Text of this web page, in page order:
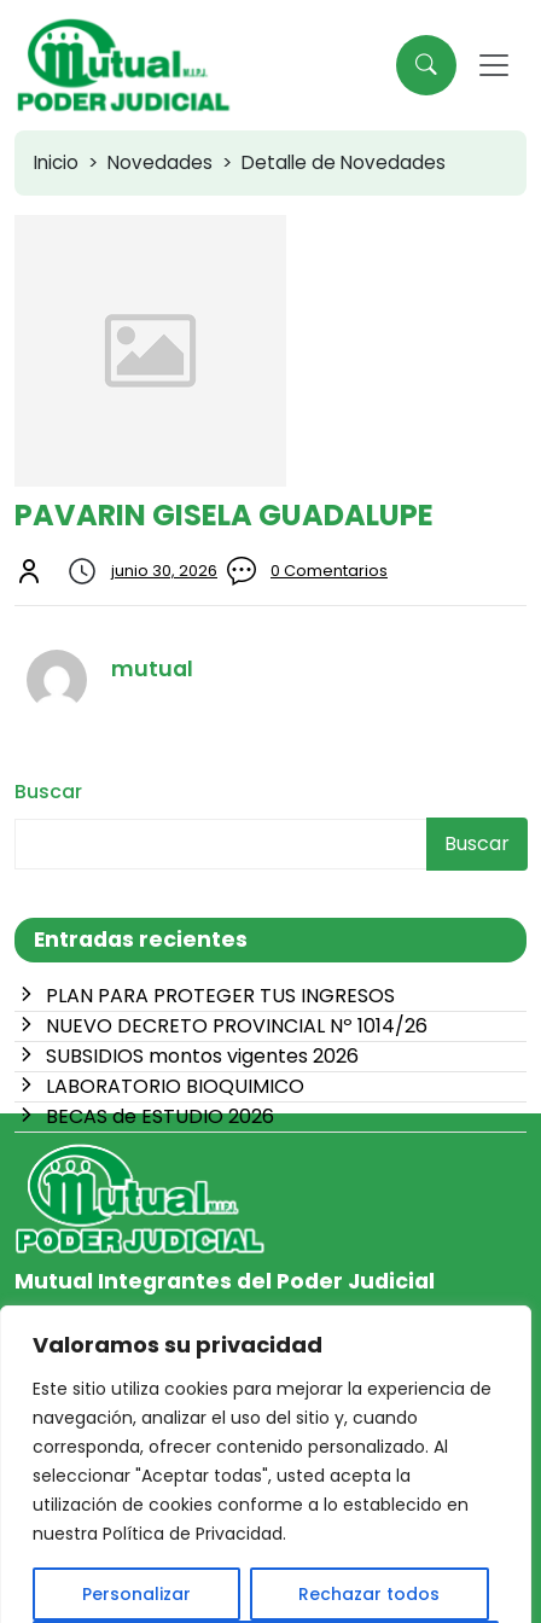
Valoramos su privacidad
Este sitio utiliza cookies para mejorar la experiencia de
navegación, analizar el uso del sitio y, cuando
corresponda, ofrecer contenido personalizado. Al
seleccionar "Aceptar todas", usted acepta la
utilización de cookies conforme a lo establecido en
nuestra Política de Privacidad.
Personalizar Rechazar todos
Buscar
Buscar
Entradas recientes
PLAN PARA PROTEGER TUS INGRESOS
NUEVO DECRETO PROVINCIAL Nº 1014/26
SUBSIDIOS montos vigentes 2026
LABORATORIO BIOQUIMICO
BECAS de ESTUDIO 2026
Inicio Novedades Detalle de Novedades
PAVARIN GISELA GUADALUPE
junio 30, 2026 0 Comentarios
mutual
Mutual Integrantes del Poder Judicial
afiliacion@mjpj.org.ar
+54 9 342 467-4510
NOSOTROS
Inicio
Acceso Asociados
Nosotros
CENTRO DE AYUDA
Protección de Datos
Personales